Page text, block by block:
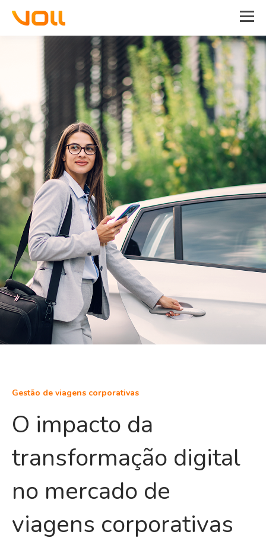
Gestão de viagens corporativas
O impacto da
transformação digital
no mercado de
viagens corporativas